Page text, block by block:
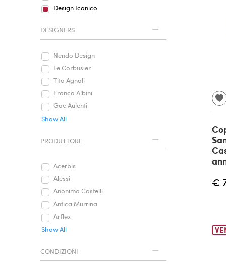
Design Iconico
DESIGNERS
Nendo Design
Le Corbusier
Tito Agnoli
Franco Albini
Gae Aulenti
Show All
PRODUTTORE
Acerbis
Alessi
Anonima Castelli
Antica Murrina
Arflex
Show All
CONDIZIONI
€